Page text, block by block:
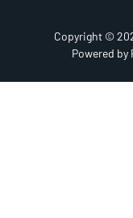
Copyright ©
Powered by